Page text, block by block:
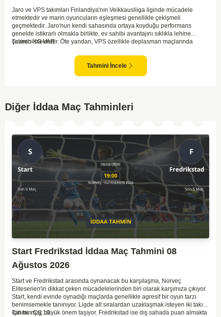
Jaro ve VPS takımları Finlandiya'nın Veikkausliiga liginde mücadele
etmektedir ve marin oyuncuların eşleşmesi genellikle çekişmeli
geçmektedir. Jaro'nun kendi sahasında ortaya koyduğu performans
genelde istikrarlı olmakla birlikte, ev sahibi avantajını sıklıkla lehine
çevirebilmektedir. Öte yandan, VPS özellikle deplasman maçlarında
anlar yakalayabilmektedir. İki takım arasındaki tarihsel rekabet dikkate
alındığında, maçın dengede geçmesi olasıdır ve her iki tarafın da gol
şansı bulunmaktadır. Özellikle Jaro'nun savunma zaafları ve VPS'nin hızlı
Tahmin KG VAR
Tahmini İncele
Diğer İddaa Maç Tahminleri
Start Fredrikstad İddaa Maç Tahmini 08
Ağustos 2026
Start ve Fredrikstad arasında oynanacak bu karşılaşma, Norveç
Eliteserien'in dikkat çeken mücadelelerinden biri olarak karşımıza çıkıyor.
Start, kendi evinde oynadığı maçlarda genellikle agresif bir oyun tarzı
benimsemekle tanınıyor. Ligde alt sıralardan uzaklaşmak isteyen iki takım
için bu maç büyük önem taşıyor. Fredrikstad ise dış sahada puan almakta
Tahmin ÇŞ 10